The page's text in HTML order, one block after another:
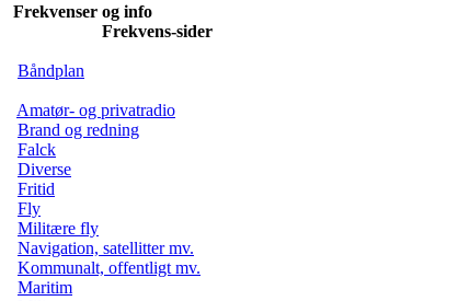
Frekvenser og info
Frekvens-sider
Båndplan
Amatør- og privatradio
Brand og redning
Falck
Diverse
Fritid
Fly
Militære fly
Navigation, satellitter mv.
Kommunalt, offentligt mv.
Maritim